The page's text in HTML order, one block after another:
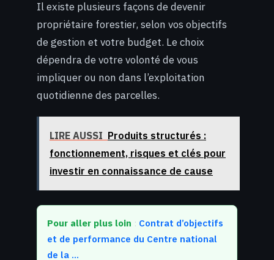
Il existe plusieurs façons de devenir
propriétaire forestier, selon vos objectifs
de gestion et votre budget. Le choix
dépendra de votre volonté de vous
impliquer ou non dans l’exploitation
quotidienne des parcelles.
LIRE AUSSI Produits structurés :
fonctionnement, risques et clés pour
investir en connaissance de cause
Pour aller plus loin : Contrat d’objectifs
et de performance du Centre national
de la …